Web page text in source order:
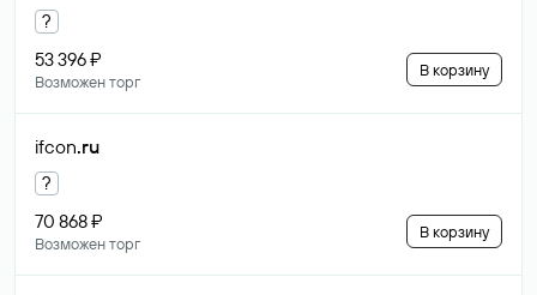
?
53 396 ₽
Возможен торг
В корзину
ifcon.ru
?
70 868 ₽
Возможен торг
В корзину